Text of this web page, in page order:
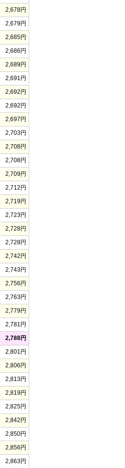
2,678円
2,679円
2,685円
2,686円
2,689円
2,691円
2,692円
2,692円
2,697円
2,703円
2,708円
2,708円
2,709円
2,712円
2,719円
2,723円
2,728円
2,728円
2,742円
2,743円
2,756円
2,763円
2,779円
2,781円
2,788円
2,801円
2,806円
2,813円
2,819円
2,825円
2,842円
2,850円
2,856円
2,863円